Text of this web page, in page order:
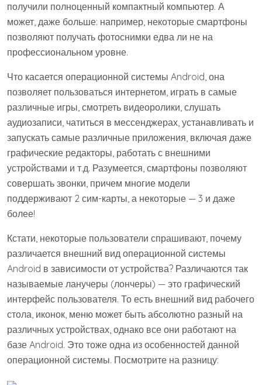
получили полноценный компактный компьютер. А
может, даже больше: например, некоторые смартфоны
позволяют получать фотоснимки едва ли не на
профессиональном уровне.
Что касается операционной системы Android, она
позволяет пользоваться интернетом, играть в самые
различные игры, смотреть видеоролики, слушать
аудиозаписи, чатиться в мессенджерах, устанавливать и
запускать самые различные приложения, включая даже
графические редакторы, работать с внешними
устройствами и т.д. Разумеется, смартфоны позволяют
совершать звонки, причем многие модели
поддерживают 2 сим-карты, а некоторые — 3 и даже
более!
Кстати, некоторые пользователи спрашивают, почему
различается внешний вид операционной системы
Android в зависимости от устройства? Различаются так
называемые ланучеры (лончеры) — это графический
интерфейс пользователя. То есть внешний вид рабочего
стола, иконок, меню может быть абсолютно разный на
различных устройствах, однако все они работают на
базе Android. Это тоже одна из особенностей данной
операционной системы. Посмотрите на разницу: